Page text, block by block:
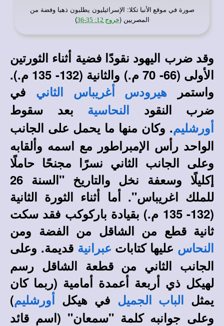
صورة في موقع الأنبا تكلا: الإسرائيليون يطلبون ذهبا وفضة من
المصريين (خروج 12: 35-36 )
وقد ضرب اليهود نقودًا فضية أثناء الثورتين
الأولى (66- 70 م.) والثانية (132- 135 م.).
واستمر
هيرودس أغريباس الثاني
في
ضرب النقود
النحاسية بعد سقوط
أورشليم. وكان منها ما يحمل على الجانب
الواحد رأس الإمبراطور مع اسمه وألقابه
وعلى الجانب الثاني نسرًا مجنحًا حاملًا
إكليلًا وسعفة نخل والتاريخ "السنة 26
للملك اغريباس". أما أثناء الثورة الثانية
(132- 135 م.) بقيادة باركوكب فقد سكت
ثانية قطع من الشاقل من الفضة ومن
النحاس عليها كتابات عبرانية قديمة. وعلى
الجانب الثاني من قطعة الشاقل رسم
لهيكل ذي أربعة أعمدة أمامية (ربما كان
يمثل
الباب الجميل في هيكل أورشليم)
وعلى جوانبه كلمة "سمعان" (اسم قائد